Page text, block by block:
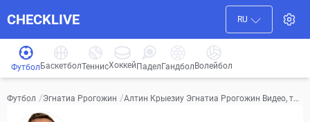
CHECKLIVE RU
Футбол БаскетболТеннисХоккей ПаделГандбол Волейбол
Футбол /Эгнатиа Ррогожин /Алтин Крыезиу Эгнатиа Ррогожин Видео, тра